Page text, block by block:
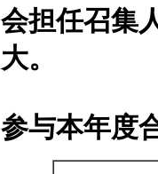
会担任召集
大。
参与本年度